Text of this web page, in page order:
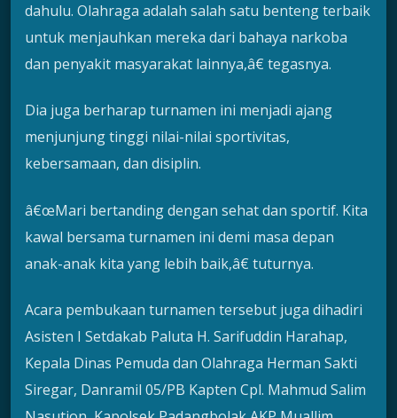
dahulu. Olahraga adalah salah satu benteng terbaik
untuk menjauhkan mereka dari bahaya narkoba
dan penyakit masyarakat lainnya,â€ tegasnya.
Dia juga berharap turnamen ini menjadi ajang
menjunjung tinggi nilai-nilai sportivitas,
kebersamaan, dan disiplin.
â€œMari bertanding dengan sehat dan sportif. Kita
kawal bersama turnamen ini demi masa depan
anak-anak kita yang lebih baik,â€ tuturnya.
Acara pembukaan turnamen tersebut juga dihadiri
Asisten I Setdakab Paluta H. Sarifuddin Harahap,
Kepala Dinas Pemuda dan Olahraga Herman Sakti
Siregar, Danramil 05/PB Kapten Cpl. Mahmud Salim